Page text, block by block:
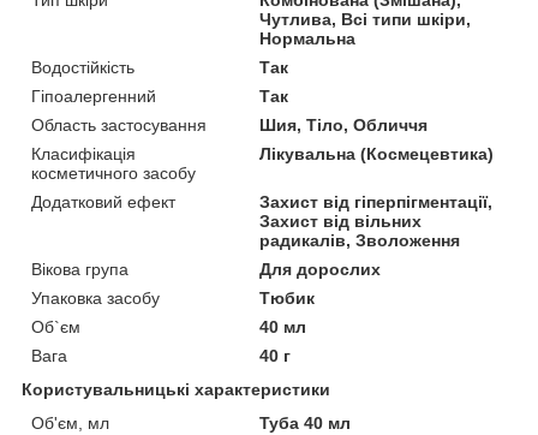
Чутлива, Всі типи шкіри,
Нормальна
Водостійкість
Так
Гіпоалергенний
Так
Область застосування
Шия, Тіло, Обличчя
Класифікація
косметичного засобу
Лікувальна (Космецевтика)
Додатковий ефект
Захист від гіперпігментації,
Захист від вільних
радикалів, Зволоження
Вікова група
Для дорослих
Упаковка засобу
Тюбик
Об`єм
40 мл
Вага
40 г
Користувальницькі характеристики
Об'єм, мл
Туба 40 мл